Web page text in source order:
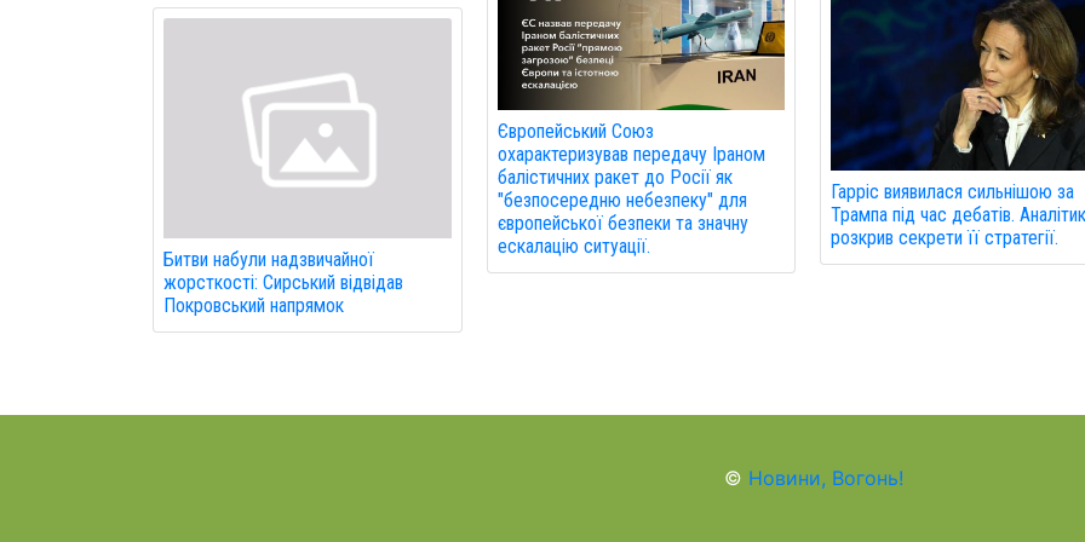
Битви набули надзвичайної
жорсткості: Сирський відвідав
Покровський напрямок
Європейський Союз
охарактеризував передачу Іраном
балістичних ракет до Росії як
"безпосередню небезпеку" для
європейської безпеки та значну
ескалацію ситуації.
Гарріс виявилася сильнішою за
Трампа під час дебатів.
розкрив секрети її стратегії.
© Новини, Вогонь!